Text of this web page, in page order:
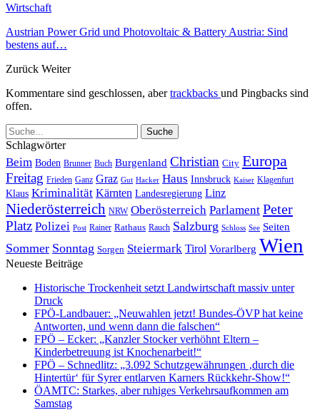
Wirtschaft
Austrian Power Grid und Photovoltaic & Battery Austria: Sind
bestens auf…
Zurück Weiter
Kommentare sind geschlossen, abertrackbacks und Pingbacks sind
offen.
Schlagwörter
Beim Boden Brunner Buch Burgenland Christian City Europa
Freitag Frieden Ganz Graz Gut Hacker Haus Innsbruck Kaiser Klagenfurt
Klaus Kriminalität Kärnten Landesregierung Linz
Niederösterreich NRW Oberösterreich Parlament Peter
Platz Polizei Post Rainer Rathaus Rauch Salzburg Schloss See Seiten
Sommer Sonntag Sorgen Steiermark Tirol Vorarlberg Wien
Neueste Beiträge
Historische Trockenheit setzt Landwirtschaft massiv unter
Druck
FPÖ-Landbauer: „Neuwahlen jetzt! Bundes-ÖVP hat keine
Antworten, und wenn dann die falschen“
FPÖ – Ecker: „Kanzler Stocker verhöhnt Eltern –
Kinderbetreuung ist Knochenarbeit!“
FPÖ – Schnedlitz: „3.092 Schutzgewährungen ‚durch die
Hintertür‘ für Syrer entlarven Karners Rückkehr-Show!“
ÖAMTC: Starkes, aber ruhiges Verkehrsaufkommen am
Samstag